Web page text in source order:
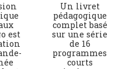
est
Un livret
pédagogique
complet basé
sur une série
de 16
programmes
courts